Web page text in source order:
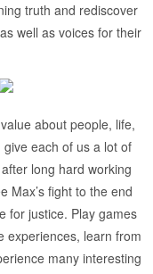
truth and rediscover
well as voices for their
about people, life,
each of us a lot of
long hard working
Max’s fight to the end
for justice. Play games
experiences, learn from
many interesting